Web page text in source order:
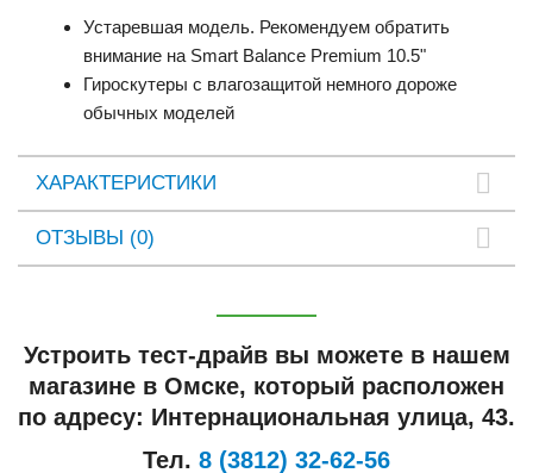
Устаревшая модель. Рекомендуем обратить
внимание на Smart Balance Premium 10.5"
Гироскутеры с влагозащитой немного дороже
обычных моделей
ХАРАКТЕРИСТИКИ
ОТЗЫВЫ (0)
Устроить тест-драйв вы можете в нашем
магазине в Омске, который расположен
по адресу: Интернациональная улица, 43.
Тел. 8 (3812) 32-62-56